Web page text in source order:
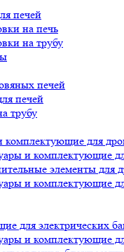
печей
на печь
на трубу
печей
печей
трубу
комплектующие для
и комплектующие
элементы для
и комплектующие
для электрических
и комплектующие